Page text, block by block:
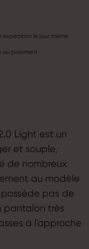
expédition le jour même
au paiement
Light est un
et souple,
de nombreux
au modèle
possède pas de
pantalon très
à l'approche